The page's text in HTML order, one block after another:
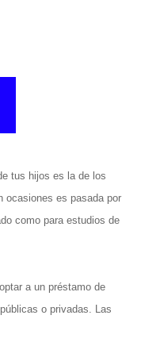
tus hijos es la de los
ocasiones es pasada por
como para estudios de
a un préstamo de
o privadas. Las